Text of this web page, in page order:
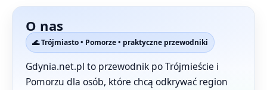
O nas
🌊 Trójmiasto • Pomorze • praktyczne przewodniki
Gdynia.net.pl to przewodnik po Trójmieście i
Pomorzu dla osób, które chcą odkrywać region